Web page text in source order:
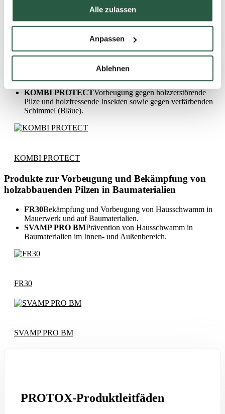
Alle zulassen
Anpassen
Ablehnen
Im Gegensatz zu Schimmelpilzen können holzabbauende Pilze das
bekommt.
PROTOX-Fotoführerfür Bilder von Pilzen.
KOMBI PROTECTVorbeugung gegen holzzerstörende
Pilze und holzfressende Insekten sowie gegen verfärbenden
Schimmel (Bläue).
KOMBI PROTECT
Produkte zur Vorbeugung und Bekämpfung von
holzabbauenden Pilzen in Baumaterialien
FR30Bekämpfung und Vorbeugung von Hausschwamm in
Mauerwerk und auf Baumaterialien.
SVAMP PRO BMPrävention von Hausschwamm in
Baumaterialien im Innen- und Außenbereich.
FR30
SVAMP PRO BM
PROTOX-Produktleitfäden